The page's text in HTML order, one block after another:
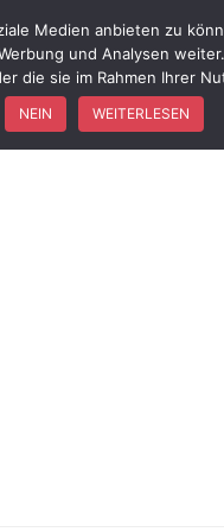
FAHRZEUGE
Medien anbieten zu
und Analysen
die sie im Rahmen Ihrer
NEIN WEITERLESEN